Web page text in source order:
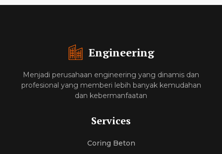
Engineering
Menjadi perusahaan engineering yang dinamis dan
profesional yang memberi lebih banyak kemudahan
dan kebermanfaatan
Services
Coring Beton